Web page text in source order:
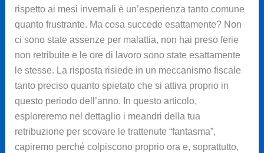
rispetto ai mesi invernali è un’esperienza tanto comune
quanto frustrante. Ma cosa succede esattamente? Non
ci sono state assenze per malattia, non hai preso ferie
non retribuite e le ore di lavoro sono state esattamente
le stesse. La risposta risiede in un meccanismo fiscale
tanto preciso quanto spietato che si attiva proprio in
questo periodo dell’anno. In questo articolo,
esploreremo nel dettaglio i meandri della tua
retribuzione per scovare le trattenute “fantasma”,
capiremo perché colpiscono proprio ora e, soprattutto,